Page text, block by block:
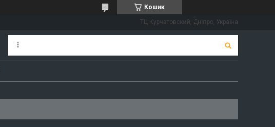
Кошик
ТЦ Курчатовский, Дніпро, Україна